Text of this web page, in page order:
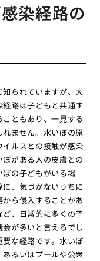
染経路の
られていますが、大
路は子どもと共通す
ともあり、一見する
ません。水いぼの原
ルスとの接触が感染
がある人の皮膚との
の子どもがいる場
、気づかないうちに
ら侵入することがあ
、日常的に多くの子
が多いと言えるでし
な経路です。水いぼ
るいはプールや公衆